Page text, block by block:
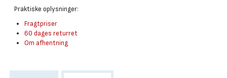
Praktiske oplysninger:
Fragtpriser
60 dages returret
Om afhentning